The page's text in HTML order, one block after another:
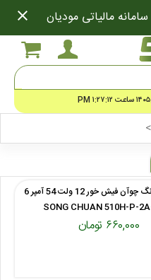
مالیاتی مودیان close
رله کولری سانگ چوآن فیش خور 12 ولت 54 آمپر 6
۶۶۰,۰۰۰ تومان